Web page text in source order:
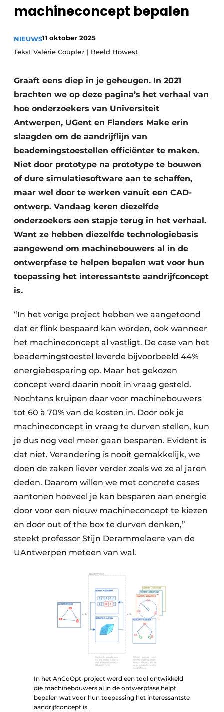
Privacy / Cookie statement
machineconcept bepalen
NIEUWS11 oktober 2025
Tekst Valérie Couplez | Beeld Howest
Graaft eens diep in je geheugen. In 2021
brachten we op deze pagina’s het verhaal van
hoe onderzoekers van Universiteit
Antwerpen, UGent en Flanders Make erin
slaagden om de aandrijflijn van
beademingstoestellen efficiënter te maken.
Niet door prototype na prototype te bouwen
of dure simulatiesoftware aan te schaffen,
maar wel door te werken vanuit een CAD-
ontwerp. Vandaag keren diezelfde
onderzoekers een stapje terug in het verhaal.
Want ze hebben diezelfde technologiebasis
aangewend om machinebouwers al in de
ontwerpfase te helpen bepalen wat voor hun
toepassing het interessantste aandrijfconcept
is.
“In het vorige project hebben we aangetoond
dat er flink bespaard kan worden, ook wanneer
het machineconcept al vastligt. De case van het
beademingstoestel leverde bijvoorbeeld 44%
energiebesparing op. Maar het gekozen
concept werd daarin nooit in vraag gesteld.
Nochtans kruipen daar voor machinebouwers
tot 60 à 70% van de kosten in. Door ook je
machineconcept in vraag te durven stellen, kun
je dus nog veel meer gaan besparen. Evident is
dat niet. Verandering is nooit gemakkelijk, we
doen de zaken liever verder zoals we ze al jaren
deden. Daarom willen we met concrete cases
aantonen hoeveel je kan besparen aan energie
door voor een nieuw machineconcept te kiezen
en door out of the box te durven denken,”
steekt professor Stijn Derammelaere van de
UAntwerpen meteen van wal.
In het AnCoOpt-project werd een tool ontwikkeld
die machinebouwers al in de ontwerpfase helpt
bepalen wat voor hun toepassing het interessantste
aandrijfconcept is.